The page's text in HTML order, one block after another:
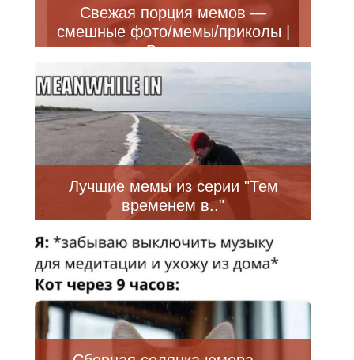
Свежая порция мемов —
смешные фото/мемы/приколы |
Bugaga
Лучшие мемы из серии "Тем
временем в.."